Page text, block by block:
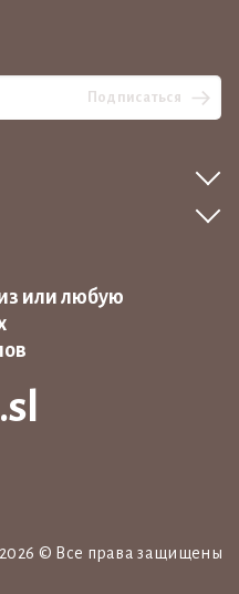
Подписаться
или любую
2026 © Все права защищены